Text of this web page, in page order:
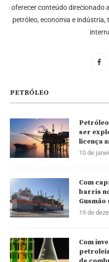
oferecer conteúdo direcionado
petróleo, economia e
PETRÓLEO
ser
licença
10 de
Com
barris
Gusmão
19 de
Com